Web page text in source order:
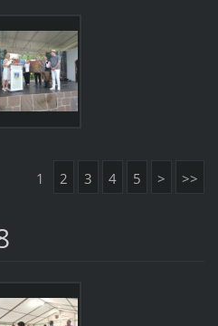
1 2 3 4 5 > >>